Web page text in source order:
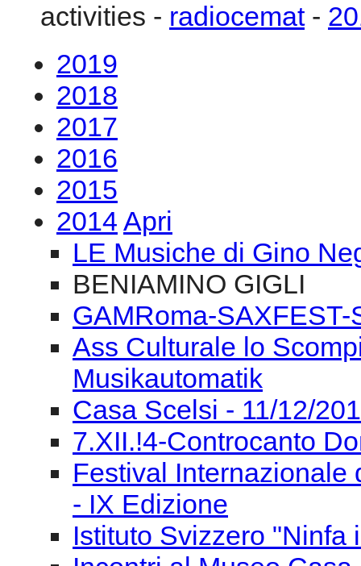
activities - radiocemat-
2019
2018
2017
2016
2015
2014 Apri
LE Musiche di Gino
BENIAMINO GIGLI
GAMRoma-SAXFEST-
Ass Culturale lo
Musikautomatik
Casa Scelsi - 11/12/
7.XII.!4-Controcanto
Festival Internazionale
- IX Edizione
Istituto Svizzero "Ninfa